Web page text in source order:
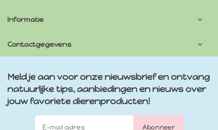
Informatie
Contactgegevens
Meld je aan voor onze nieuwsbrief en ontvang
natuurlijke tips, aanbiedingen en nieuws over
jouw favoriete dierenproducten!
Abonneer